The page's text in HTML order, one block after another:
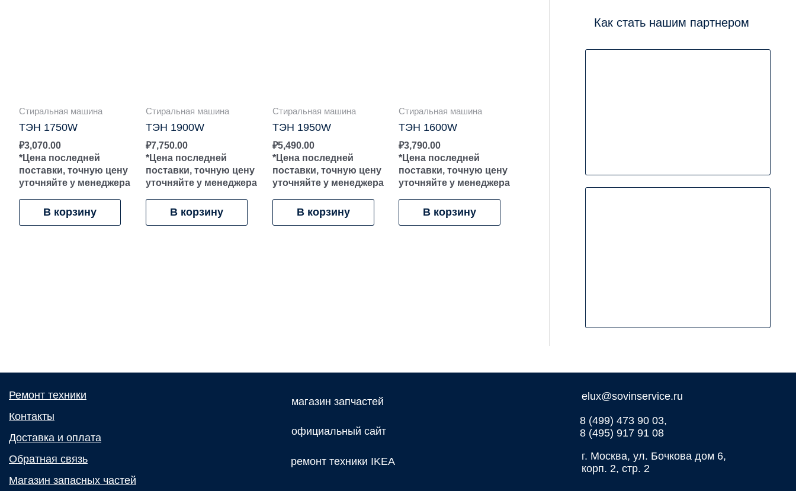
Стиральная машина
ТЭН 1750W
₽3,070.00
*Цена последней
поставки, точную цену
уточняйте у менеджера
В корзину
Стиральная машина
ТЭН 1900W
₽7,750.00
*Цена последней
поставки, точную цену
уточняйте у менеджера
В корзину
Стиральная машина
ТЭН 1950W
₽5,490.00
*Цена последней
поставки, точную цену
уточняйте у менеджера
В корзину
Стиральная машина
ТЭН 1600W
₽3,790.00
*Цена последней
поставки, точную цену
уточняйте у менеджера
В корзину
Как стать нашим партнером
Ремонт техники
Контакты
Доставка и оплата
Обратная связь
Магазин запасных частей
магазин запчастей
официальный сайт
ремонт техники IKEA
elux@sovinservice.ru
8 (499) 473 90 03,
8 (495) 917 91 08
г. Москва, ул. Бочкова дом 6,
корп. 2, стр. 2